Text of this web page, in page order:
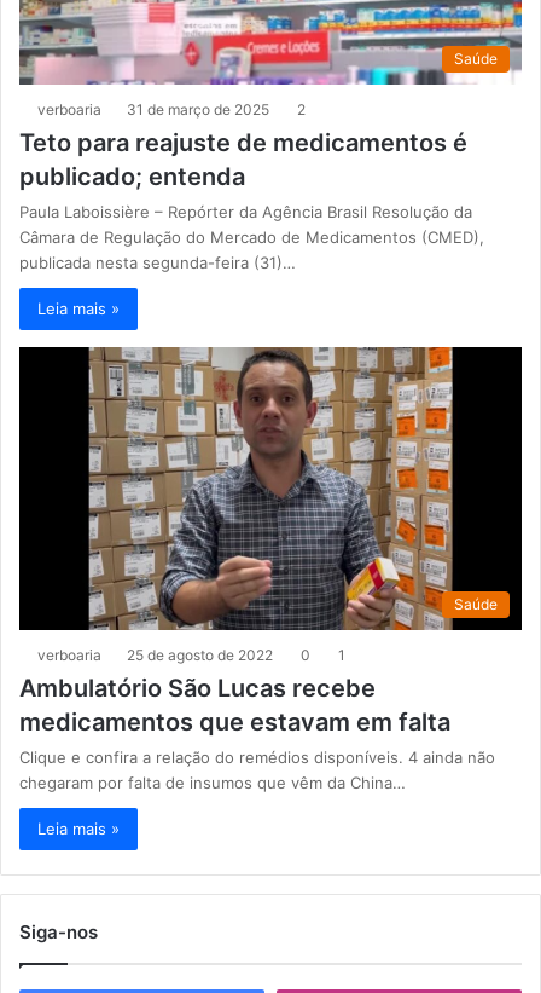
Saúde
verboaria 31 de março de 2025 2
Teto para reajuste de medicamentos é
publicado; entenda
Paula Laboissière – Repórter da Agência Brasil Resolução da
Câmara de Regulação do Mercado de Medicamentos (CMED),
publicada nesta segunda-feira (31)…
Leia mais »
Saúde
verboaria 25 de agosto de 2022 0 1
Ambulatório São Lucas recebe
medicamentos que estavam em falta
Clique e confira a relação do remédios disponíveis. 4 ainda não
chegaram por falta de insumos que vêm da China…
Leia mais »
Siga-nos